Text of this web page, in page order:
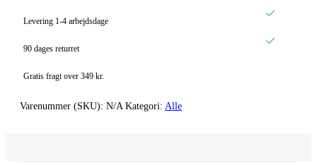
Levering 1-4 arbejdsdage

90 dages returret

Gratis fragt over 349 kr.
Varenummer (SKU): N/A Kategori: Alle